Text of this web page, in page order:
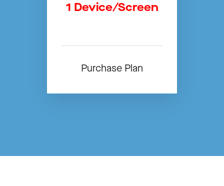
1 Device/Screen
Purchase Plan